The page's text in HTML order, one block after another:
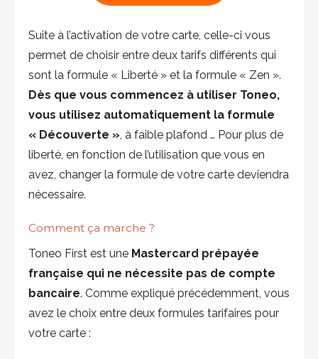
Suite à l’activation de votre carte, celle-ci vous
permet de choisir entre deux tarifs différents qui
sont la formule « Liberté » et la formule « Zen ».
Dès que vous commencez à utiliser Toneo,
vous utilisez automatiquement la formule
« Découverte », à faible plafond … Pour plus de
liberté, en fonction de l’utilisation que vous en
avez, changer la formule de votre carte deviendra
nécessaire.
Comment ça marche ?
Toneo First est une Mastercard prépayée
française qui ne nécessite pas de compte
bancaire. Comme expliqué précédemment, vous
avez le choix entre deux formules tarifaires pour
votre carte :